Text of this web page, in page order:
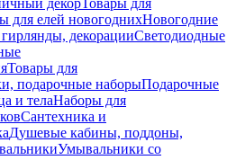
декорТовары для
для елей новогоднихНовогодние
декорацииСветодиодные
Товары для
подарочные наборыПодарочные
и телаНаборы для
Сантехника и
Душевые кабины, поддоны,
Умывальники со